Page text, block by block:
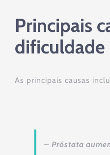
Principais
dificuldade
As principais causas
– Próstata